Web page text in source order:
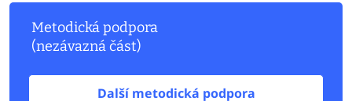
Metodická podpora
(nezávazná část)
Další metodická podpora